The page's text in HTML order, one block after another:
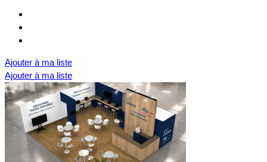
Ajouter à ma liste
Ajouter à ma liste